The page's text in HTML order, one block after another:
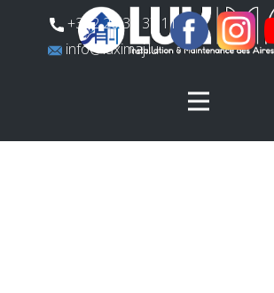
​+352 26 31 37 11
​info@luximaj.lu